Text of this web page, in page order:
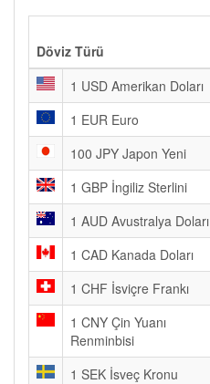
Döviz Türü
1 USD Amerikan Doları
1 EUR Euro
100 JPY Japon Yeni
1 GBP İngiliz Sterlini
1 AUD Avustralya Doları
1 CAD Kanada Doları
1 CHF İsviçre Frankı
1 CNY Çin Yuanı
Renminbisi
1 SEK İsveç Kronu